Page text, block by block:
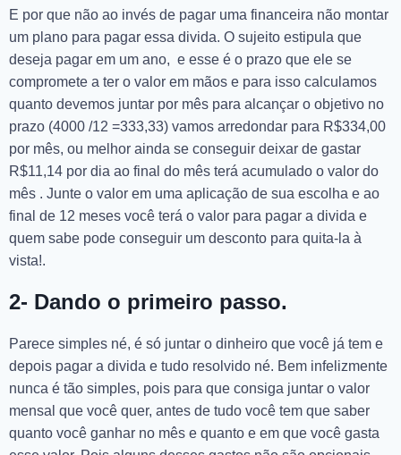
E por que não ao invés de pagar uma financeira não montar
um plano para pagar essa divida. O sujeito estipula que
deseja pagar em um ano, e esse é o prazo que ele se
compromete a ter o valor em mãos e para isso calculamos
quanto devemos juntar por mês para alcançar o objetivo no
prazo (4000 /12 =333,33) vamos arredondar para R$334,00
por mês, ou melhor ainda se conseguir deixar de gastar
R$11,14 por dia ao final do mês terá acumulado o valor do
mês . Junte o valor em uma aplicação de sua escolha e ao
final de 12 meses você terá o valor para pagar a divida e
quem sabe pode conseguir um desconto para quita-la à
vista!.
2- Dando o primeiro passo.
Parece simples né, é só juntar o dinheiro que você já tem e
depois pagar a divida e tudo resolvido né. Bem infelizmente
nunca é tão simples, pois para que consiga juntar o valor
mensal que você quer, antes de tudo você tem que saber
quanto você ganhar no mês e quanto e em que você gasta